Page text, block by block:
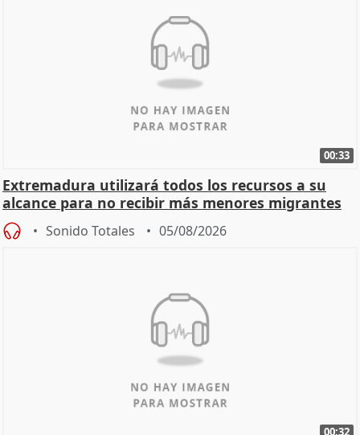
00:33
Extremadura utilizará todos los recursos a su
alcance para no recibir más menores migrantes
Sonido Totales 05/08/2026
00:32